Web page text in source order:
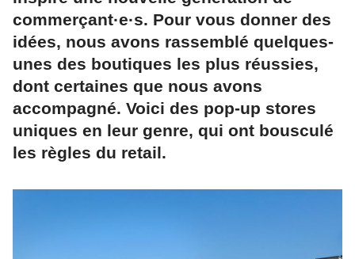
commerçant·e·s. Pour vous donner des
idées, nous avons rassemblé quelques-
unes des boutiques les plus réussies,
dont certaines que nous avons
accompagné. Voici des pop-up stores
uniques en leur genre, qui ont bousculé
les règles du retail.